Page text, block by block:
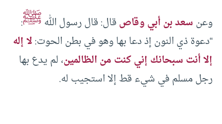
وعنسعد بن أبي وقاصقال: قال رسول اللهﷺ:
“دعوة ذي النون إذ دعا بها وهو في بطن الحوت:لا إله
إلا أنت سبحانك إني كنت من الظالمين، لم يدع بها
رجل مسلم في شيء قط إلا استجيب له.